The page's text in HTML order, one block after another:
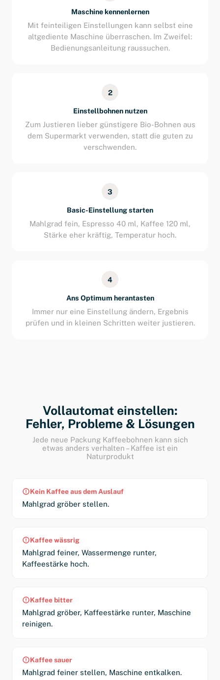
Maschine kennenlernen
Mit feinteiligen Einstellungen kann selbst eine
altgediente Maschine überraschen. Im Zweifel:
Bedienungsanleitung raussuchen.
2
Einstellbohnen nutzen
Zum Justieren lieber günstigere Bio-Bohnen aus
dem Supermarkt verwenden, statt die guten zu
verschwenden.
3
Basic-Einstellung starten
Mahlgrad fein, Espresso 40 ml, Kaffee 120 ml,
Stärke eher kräftig, Temperatur hoch.
4
Ans Optimum herantasten
Immer nur eine Einstellung ändern, Ergebnis
prüfen und in kleinen Schritten weiter justieren.
Vollautomat einstellen:
Fehler, Probleme & Lösungen
Jede neue Packung Kaffeebohnen kann sich
etwas anders verhalten – Kaffee ist ein
Naturprodukt
Kein Kaffee aus dem Auslauf
Mahlgrad gröber stellen.
Kaffee wässrig
Mahlgrad feiner, Wassermenge runter,
Kaffeestärke hoch.
Kaffee bitter
Mahlgrad gröber, Kaffeestärke runter, Maschine
reinigen.
Kaffee sauer
Mahlgrad feiner stellen, Maschine entkalken.